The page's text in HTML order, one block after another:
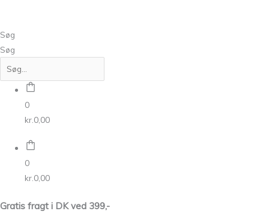
Søg
Søg
0
kr. 0,00
0
kr. 0,00
Gratis fragt i DK ved 399,-